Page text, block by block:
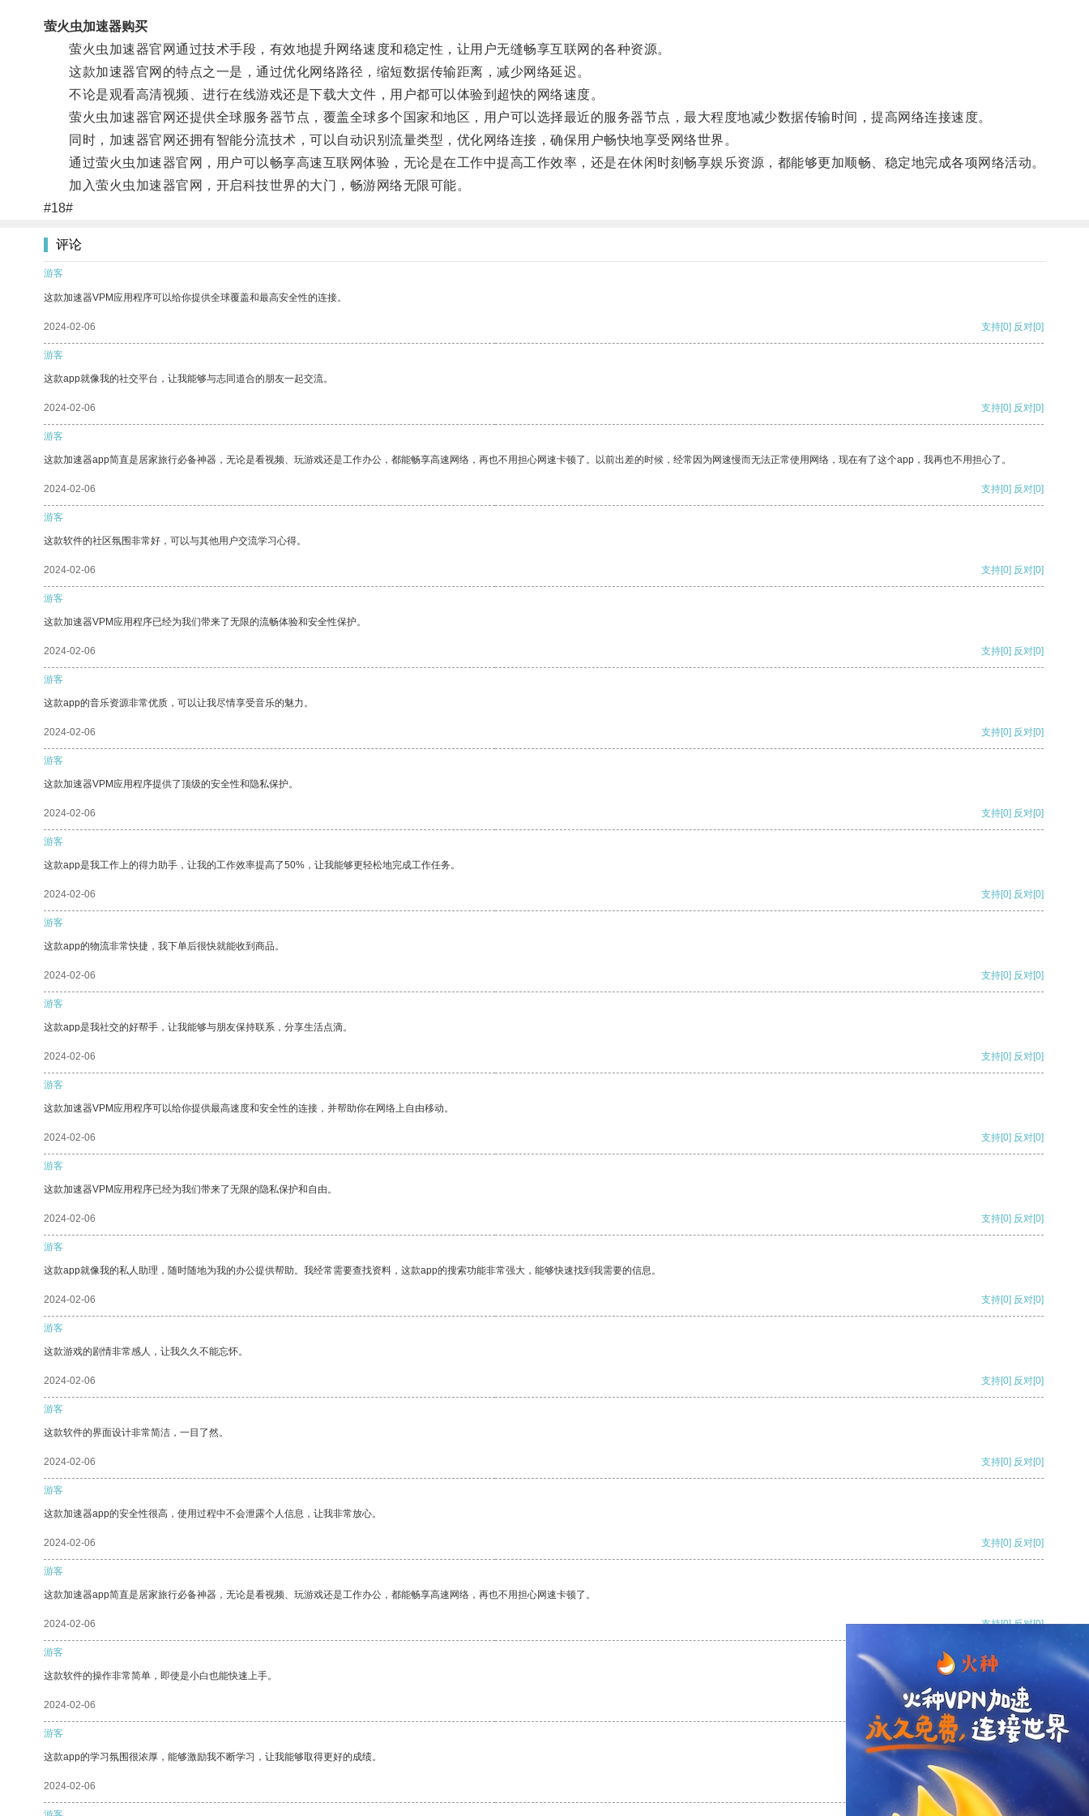
萤火虫加速器购买
萤火虫加速器官网通过技术手段，有效地提升网络速度和稳定性，让用户无缝畅享互联网的各种资源。
这款加速器官网的特点之一是，通过优化网络路径，缩短数据传输距离，减少网络延迟。
不论是观看高清视频、进行在线游戏还是下载大文件，用户都可以体验到超快的网络速度。
萤火虫加速器官网还提供全球服务器节点，覆盖全球多个国家和地区，用户可以选择最近的服务器节点，最大程度地减少数据传输时间，提高网络连接速度。
同时，加速器官网还拥有智能分流技术，可以自动识别流量类型，优化网络连接，确保用户畅快地享受网络世界。
通过萤火虫加速器官网，用户可以畅享高速互联网体验，无论是在工作中提高工作效率，还是在休闲时刻畅享娱乐资源，都能够更加顺畅、稳定地完成各项网络活动。
加入萤火虫加速器官网，开启科技世界的大门，畅游网络无限可能。
#18#
评论
游客
这款加速器VPM应用程序可以给你提供全球覆盖和最高安全性的连接。
2024-02-06 支持[0] 反对[0]
游客
这款app就像我的社交平台，让我能够与志同道合的朋友一起交流。
2024-02-06 支持[0] 反对[0]
游客
这款加速器app简直是居家旅行必备神器，无论是看视频、玩游戏还是工作办公，都能畅享高速网络，再也不用担心网速卡顿了。以前出差的时候，经常因为网速慢而无法正常使用网络，现在有了这个app，我再也不用担心了。
2024-02-06 支持[0] 反对[0]
游客
这款软件的社区氛围非常好，可以与其他用户交流学习心得。
2024-02-06 支持[0] 反对[0]
游客
这款加速器VPM应用程序已经为我们带来了无限的流畅体验和安全性保护。
2024-02-06 支持[0] 反对[0]
游客
这款app的音乐资源非常优质，可以让我尽情享受音乐的魅力。
2024-02-06 支持[0] 反对[0]
游客
这款加速器VPM应用程序提供了顶级的安全性和隐私保护。
2024-02-06 支持[0] 反对[0]
游客
这款app是我工作上的得力助手，让我的工作效率提高了50%，让我能够更轻松地完成工作任务。
2024-02-06 支持[0] 反对[0]
游客
这款app的物流非常快捷，我下单后很快就能收到商品。
2024-02-06 支持[0] 反对[0]
游客
这款app是我社交的好帮手，让我能够与朋友保持联系，分享生活点滴。
2024-02-06 支持[0] 反对[0]
游客
这款加速器VPM应用程序可以给你提供最高速度和安全性的连接，并帮助你在网络上自由移动。
2024-02-06 支持[0] 反对[0]
游客
这款加速器VPM应用程序已经为我们带来了无限的隐私保护和自由。
2024-02-06 支持[0] 反对[0]
游客
这款app就像我的私人助理，随时随地为我的办公提供帮助。我经常需要查找资料，这款app的搜索功能非常强大，能够快速找到我需要的信息。
2024-02-06 支持[0] 反对[0]
游客
这款游戏的剧情非常感人，让我久久不能忘怀。
2024-02-06 支持[0] 反对[0]
游客
这款软件的界面设计非常简洁，一目了然。
2024-02-06 支持[0] 反对[0]
游客
这款加速器app的安全性很高，使用过程中不会泄露个人信息，让我非常放心。
2024-02-06 支持[0] 反对[0]
游客
这款加速器app简直是居家旅行必备神器，无论是看视频、玩游戏还是工作办公，都能畅享高速网络，再也不用担心网速卡顿了。
2024-02-06 支持[0] 反对[0]
游客
这款软件的操作非常简单，即使是小白也能快速上手。
2024-02-06 支持[0] 反对
游客
这款app的学习氛围很浓厚，能够激励我不断学习，让我能够取得更好的成绩。
2024-02-06 支持